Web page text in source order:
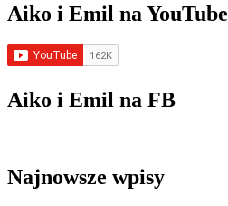
Aiko i Emil na YouTube
Aiko i Emil na FB
Najnowsze wpisy